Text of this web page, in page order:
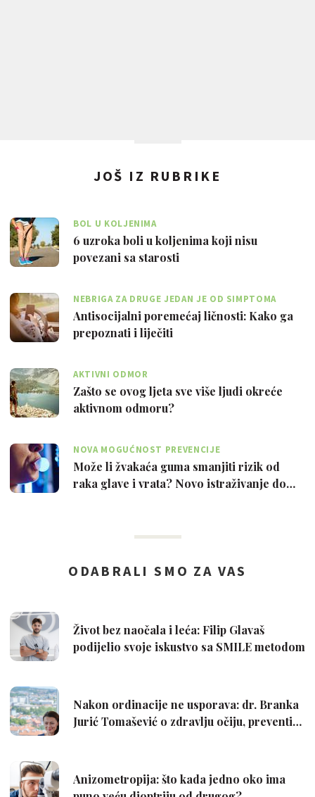
JOŠ IZ RUBRIKE
BOL U KOLJENIMA
6 uzroka boli u koljenima koji nisu
povezani sa starosti
NEBRIGA ZA DRUGE JEDAN JE OD SIMPTOMA
Antisocijalni poremećaj ličnosti: Kako ga
prepoznati i liječiti
AKTIVNI ODMOR
Zašto se ovog ljeta sve više ljudi okreće
aktivnom odmoru?
NOVA MOGUĆNOST PREVENCIJE
Može li žvakaća guma smanjiti rizik od
raka glave i vrata? Novo istraživanje do…